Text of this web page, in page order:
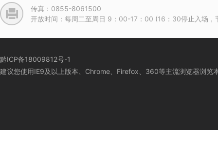
传真：0855-8061500
开放时间：每周二至周日 9：00-17：00 (16：30停止入场
黔ICP备18009812号-1
建议您使用IE9及以上版本、Chrome、Firefox、360等主流浏览器浏览